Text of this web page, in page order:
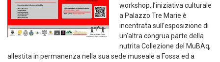
workshop, l’iniziativa culturale
a Palazzo Tre Marie è
incentrata sull’esposizione di
un’altra congrua parte della
nutrita Collezione del MuBAq,
a llestita in permanenza nella sua sede museale a Fossa ed a